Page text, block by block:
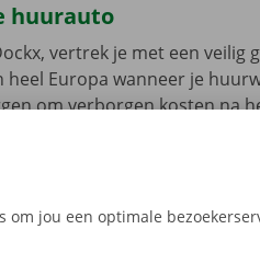
huurauto
vertrek je met een veilig
Europa wanneer je
om verborgen kosten na
voor.
om jou een optimale